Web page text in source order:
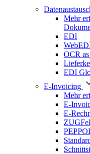
Mehr
EDI
OCR
EDI
E-Invoicing
Mehr
E-
E-